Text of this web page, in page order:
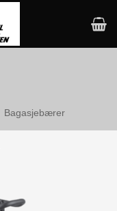
Bagasjebærer